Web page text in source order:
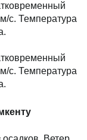
с. Температура
с. Температура